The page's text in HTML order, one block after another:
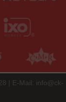
| E-Mail: info@ck-